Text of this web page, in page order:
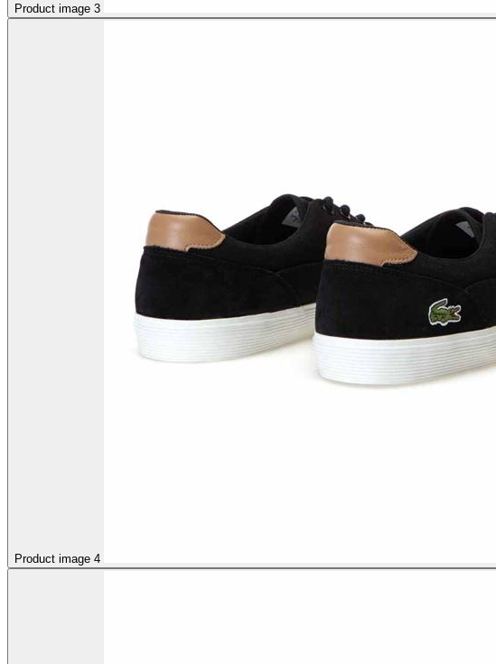
Product image 3
Product image 4